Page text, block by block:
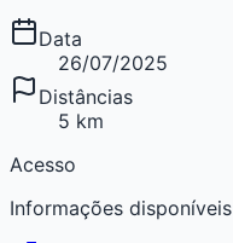
Data
26/07/2025
Distâncias
5 km
Acesso
Informações disponíveis